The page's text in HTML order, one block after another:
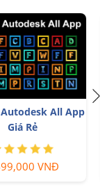
All App
Giá Rẻ
VNĐ